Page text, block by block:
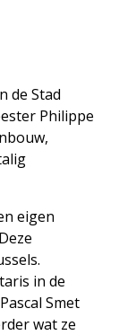
de Stad
Philippe
eigen
in de
Smet
wat ze